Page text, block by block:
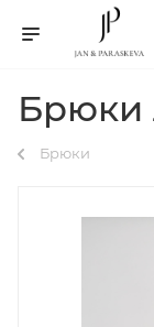
Брюки
Брюки